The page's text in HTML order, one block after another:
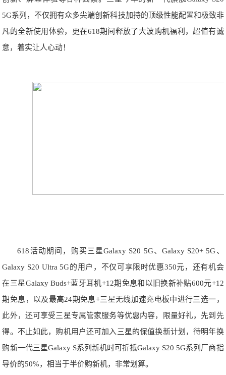
5G系列，不仅拥有众多尖端创新科技加持的顶级性能配置和极致非
凡的全新使用体验，更在618期间释放了大波购机福利，超值有诚
意，着实让人心动！
618活动期间，购买三星Galaxy S20 5G、Galaxy S20+ 5G、
Galaxy S20 Ultra 5G的用户，不仅可享限时优惠350元，还有机会
在三星Galaxy Buds+蓝牙耳机+12期免息和以旧换新补贴600元+12
期免息，以及最高24期免息+三星无线加速充电板中进行三选一，
此外，还可享受三星专属管家服务等优惠内容，限量好礼，先到先
得。不止如此，购机用户还可加入三星的保值换新计划，待明年换
购新一代三星Galaxy S系列新机时可折抵Galaxy S20 5G系列厂商指
导价的50%，相当于半价购新机，非常划算。